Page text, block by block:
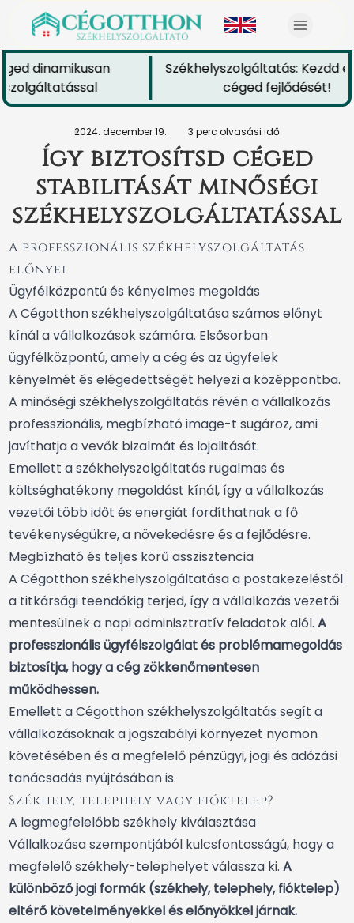
dinamikusan
Székhelyszolgáltatás: Kezdd el
céged fejlődését!
2024. december 19. 3 perc olvasási idő
Így biztosítsd céged
stabilitását minőségi
székhelyszolgáltatással
A professzionális székhelyszolgáltatás
előnyei
Ügyfélközpontú és kényelmes megoldás
A Cégotthon székhelyszolgáltatása számos előnyt
kínál a vállalkozások számára. Elsősorban
ügyfélközpontú, amely a cég és az ügyfelek
kényelmét és elégedettségét helyezi a középpontba.
A minőségi székhelyszolgáltatás révén a vállalkozás
professzionális, megbízható image-t sugároz, ami
javíthatja a vevők bizalmát és lojalitását.
Emellett a székhelyszolgáltatás rugalmas és
költséghatékony megoldást kínál, így a vállalkozás
vezetői több időt és energiát fordíthatnak a fő
tevékenységükre, a növekedésre és a fejlődésre.
Megbízható és teljes körű asszisztencia
A Cégotthon székhelyszolgáltatása a postakezeléstől
a titkársági teendőkig terjed, így a vállalkozás vezetői
mentesülnek a napi adminisztratív feladatok alól. A
professzionális ügyfélszolgálat és problémamegoldás
biztosítja, hogy a cég zökkenőmentesen
működhessen.
Emellett a Cégotthon székhelyszolgáltatás segít a
vállalkozásoknak a jogszabályi környezet nyomon
követésében és a megfelelő pénzügyi, jogi és adózási
tanácsadás nyújtásában is.
Székhely, telephely vagy fióktelep?
A legmegfelelőbb székhely kiválasztása
Vállalkozása szempontjából kulcsfontosságú, hogy a
megfelelő székhely-telephelyet válassza ki. A
különböző jogi formák (székhely, telephely, fióktelep)
eltérő követelményekkel és előnyökkel járnak.